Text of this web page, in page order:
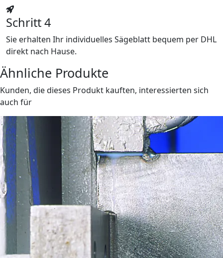
Schritt 4
Sie erhalten Ihr individuelles Sägeblatt bequem per DHL
direkt nach Hause.
Ähnliche Produkte
Kunden, die dieses Produkt kauften, interessierten sich
auch für